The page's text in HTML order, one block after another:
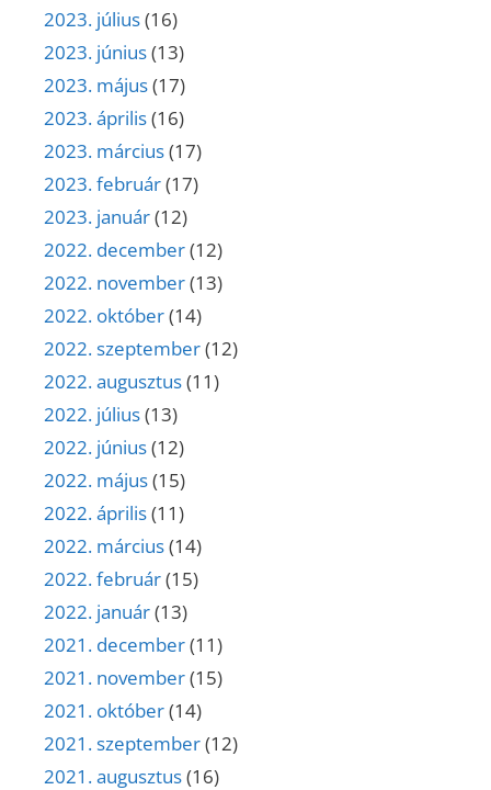
2023. július(16)
2023. június(13)
2023. május(17)
2023. április(16)
2023. március(17)
2023. február(17)
2023. január(12)
2022. december(12)
2022. november(13)
2022. október(14)
2022. szeptember(12)
2022. augusztus(11)
2022. július(13)
2022. június(12)
2022. május(15)
2022. április(11)
2022. március(14)
2022. február(15)
2022. január(13)
2021. december(11)
2021. november(15)
2021. október(14)
2021. szeptember(12)
2021. augusztus(16)